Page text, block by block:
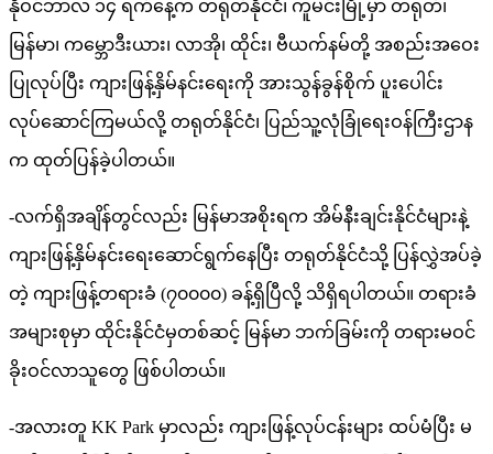
နိုဝင်ဘာလ ၁၄ ရက်နေ့က တရုတ်နိုင်ငံ၊ ကူမင်းမြို့မှာ တရုတ်၊
မြန်မာ၊ ကမ္ဘောဒီးယား၊ လာအို၊ ထိုင်း၊ ဗီယက်နမ်တို့ အစည်းအဝေး
ပြုလုပ်ပြီး ကျားဖြန့်နှိမ်နင်းရေးကို အားသွန်ခွန်စိုက် ပူးပေါင်း
လုပ်ဆောင်ကြမယ်လို့ တရုတ်နိုင်ငံ၊ ပြည်သူ့လုံခြုံရေးဝန်ကြီးဌာန
က ထုတ်ပြန်ခဲ့ပါတယ်။
-လက်ရှိအချိန်တွင်လည်း မြန်မာအစိုးရက အိမ်နီးချင်းနိုင်ငံများနဲ့
ကျားဖြန့်နှိမ်နင်းရေးဆောင်ရွက်နေပြီး တရုတ်နိုင်ငံသို့ ပြန်လွှဲအပ်ခဲ့
တဲ့ ကျားဖြန့်တရားခံ (၇၀၀၀၀) ခန့်ရှိပြီလို့ သိရှိရပါတယ်။ တရားခံ
အများစုမှာ ထိုင်းနိုင်ငံမှတစ်ဆင့် မြန်မာ ဘက်ခြမ်းကို တရားမဝင်
ခိုးဝင်လာသူတွေ ဖြစ်ပါတယ်။
-အလားတူ KK Park မှာလည်း ကျားဖြန့်လုပ်ငန်းများ ထပ်မံပြီး မ